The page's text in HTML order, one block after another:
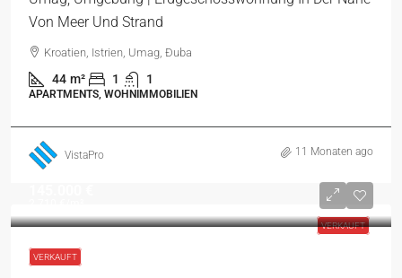
Von Meer Und Strand
Kroatien, Istrien, Umag, Đuba
44 m² 1 1
APARTMENTS, WOHNIMMOBILIEN
VistaPro 11 Monaten ago
VERKAUFT
VERKAUFT